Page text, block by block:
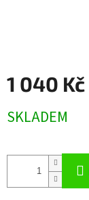
1 040 Kč
cena:
SKLADEM